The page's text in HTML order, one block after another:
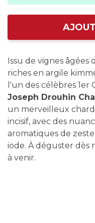
Issu de vignes âgées
riches en argile
l'un des célèbres 1er
Joseph Drouhin
un merveilleux
incisif, avec des
aromatiques de
iode. À déguster dès
à venir.